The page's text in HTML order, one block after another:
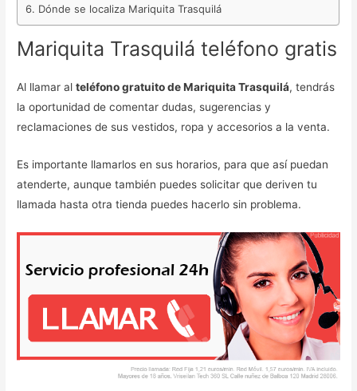
Dónde se localiza Mariquita Trasquilá
Mariquita Trasquilá teléfono gratis
Al llamar alteléfono gratuito de Mariquita Trasquilá, tendrás
la oportunidad de comentar dudas, sugerencias y
reclamaciones de sus vestidos, ropa y accesorios a la venta.
Es importante llamarlos en sus horarios, para que así puedan
atenderte, aunque también puedes solicitar que deriven tu
llamada hasta otra tienda puedes hacerlo sin problema.